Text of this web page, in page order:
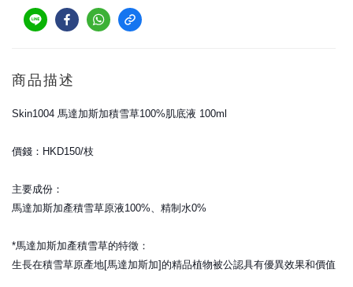
商品描述
Skin1004 馬達加斯加積雪草100%肌底液 100ml
價錢：HKD150/枝
主要成份：
馬達加斯加產積雪草原液100%、精制水0%
*馬達加斯加產積雪草的特徵：
生長在積雪草原產地[馬達加斯加]的精品植物被公認具有優異效果和價值